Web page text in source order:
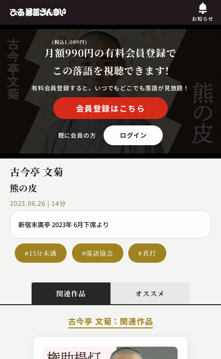
お知らせ
月額990円
(税込1,089円)
の有料会員登録で
この落語を視聴できます!
有料会員登録すると、いつでもどこでも落語が見放題！
会員登録はこちら
既に会員の方 ログイン
古今亭 文菊
熊の皮
2023.06.26 | 14分
新宿末廣亭 2023年 6月下席より
#15分未満 #落語協会 #真打
関連作品 オススメ
古今亭 文菊：関連作品